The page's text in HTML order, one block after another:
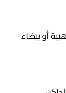
أو بيضاء